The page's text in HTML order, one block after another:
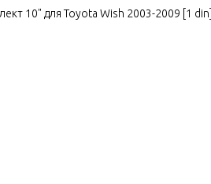
10" для Toyota Wish 2003-2009 [1 din]